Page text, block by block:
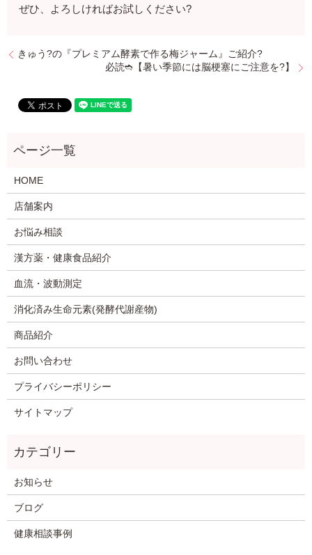
ぜひ、よろしければお試しください?
きゅう?の『プレミアム酵素で作る梅ジャーム』ご紹介?
必読➬【暑い季節には脳梗塞にご注意を?】
HOME
店舗案内
お悩み相談
漢方薬・健康食品紹介
血流・波動測定
消化済み生命元素(発酵代謝産物)
商品紹介
お問い合わせ
プライバシーポリシー
サイトマップ
お知らせ
ブログ
健康相談事例